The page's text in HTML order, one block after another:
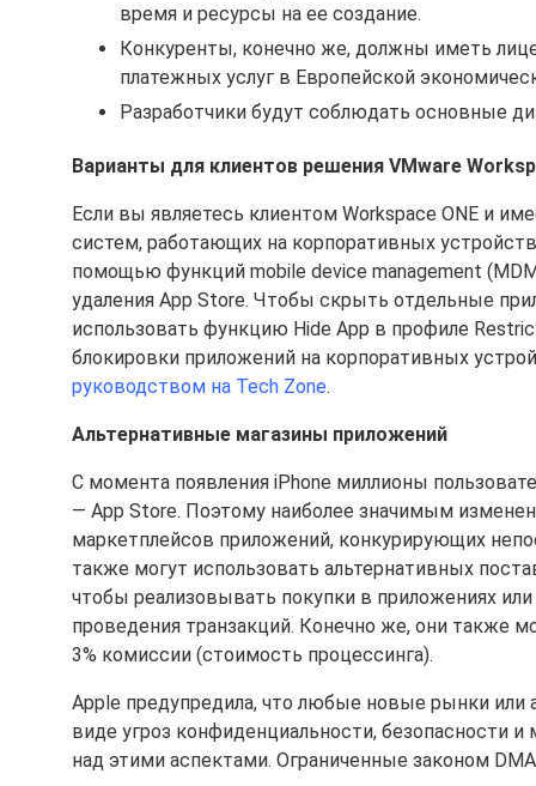
время и ресурсы на ее создание.
Конкуренты, конечно же, должны иметь
платежных услуг в Европейской
Разработчики будут соблюдать основные
Варианты для клиентов решения VMware
Если вы являетесь клиентом Workspace ONE и
систем, работающих на корпоративных
помощью функций mobile device management
удаления App Store. Чтобы скрыть отдельные
использовать функцию Hide App в профиле
блокировки приложений на корпоративных
руководством на Tech Zone.
Альтернативные магазины приложений
С момента появления iPhone миллионы
— App Store. Поэтому наиболее значимым
маркетплейсов приложений, конкурирующих
также могут использовать альтернативных
чтобы реализовывать покупки в приложениях
проведения транзакций. Конечно же, они также
3% комиссии (стоимость процессинга).
Apple предупредила, что любые новые рынки
виде угроз конфиденциальности, безопасности
над этими аспектами. Ограниченные законом